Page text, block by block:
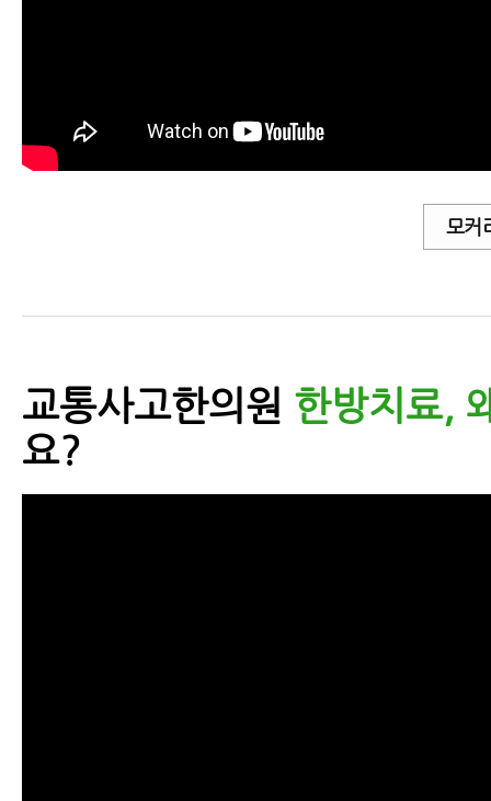
모커
교통사고한의원 한방치료,
요?